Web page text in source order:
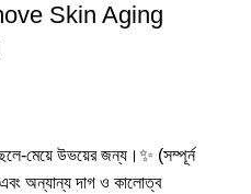
Skin Aging
উভয়ের জন্য।✨ (সম্পূর্ন
অন্যান্য দাগ ও কালোত্ব